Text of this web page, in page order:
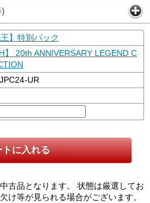
王】特別パック
】 20th ANNIVERSARY LEGEND C
UR
古品となります。 状態は厳選してお
け等が見られる場合がございます。